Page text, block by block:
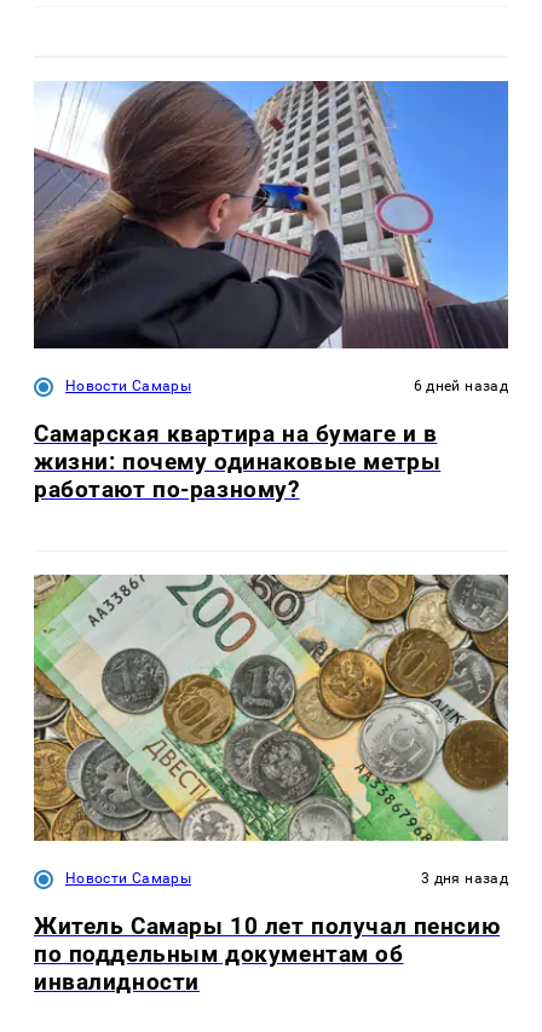
Новости Самары 6 дней назад
Самарская квартира на бумаге и в
жизни: почему одинаковые метры
работают по-разному?
Новости Самары 3 дня назад
Житель Самары 10 лет получал пенсию
по поддельным документам об
инвалидности